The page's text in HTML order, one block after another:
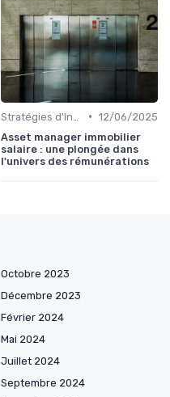
• 12/06/2025
Asset manager immobilier
salaire : une plongée dans
l'univers des rémunérations
Octobre 2023
Décembre 2023
Février 2024
Mai 2024
Juillet 2024
Septembre 2024